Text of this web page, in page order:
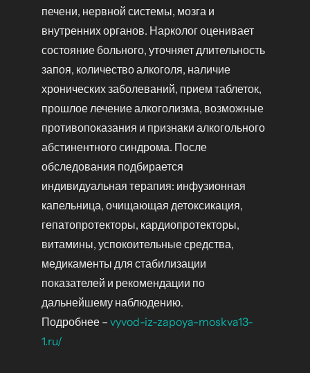
печени, нервной системы, мозга и
внутренних органов. Нарколог оценивает
состояние больного, уточняет длительность
запоя, количество алкоголя, наличие
хронических заболеваний, прием таблеток,
прошлое лечение алкоголизма, возможные
противопоказания и признаки алкогольного
абстинентного синдрома. После
обследования подбирается
индивидуальная терапия: инфузионная
капельница, очищающая детоксикация,
гепатопротекторы, кардиопротекторы,
витамины, успокоительные средства,
медикаменты для стабилизации
показателей и рекомендации по
дальнейшему наблюдению.
Подробнее – vyvod-iz-zapoya-moskva13-
1.ru/